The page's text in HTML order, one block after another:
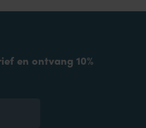
en ontvang 10%